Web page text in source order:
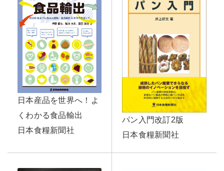
日本産品を世界へ！よ
くわかる食品輸出
日本食糧新聞社
パン入門改訂2版
日本食糧新聞社